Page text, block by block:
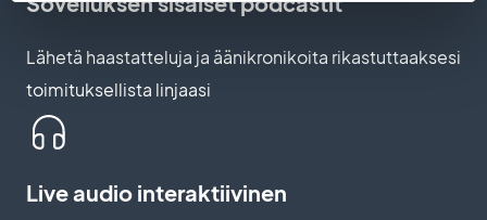
Lähetä haastatteluja ja äänikronikoita rikastuttaaksesi
toimituksellista linjaasi
Live audio interaktiivinen